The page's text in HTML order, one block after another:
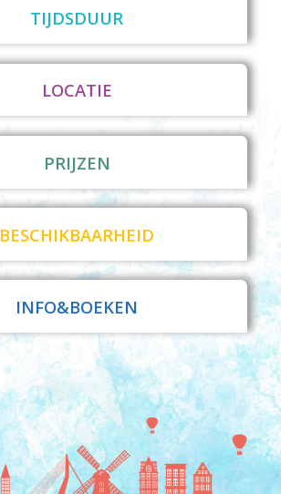
TIJDSDUUR
LOCATIE
PRIJZEN
BESCHIKBAARHEID
INFO&BOEKEN